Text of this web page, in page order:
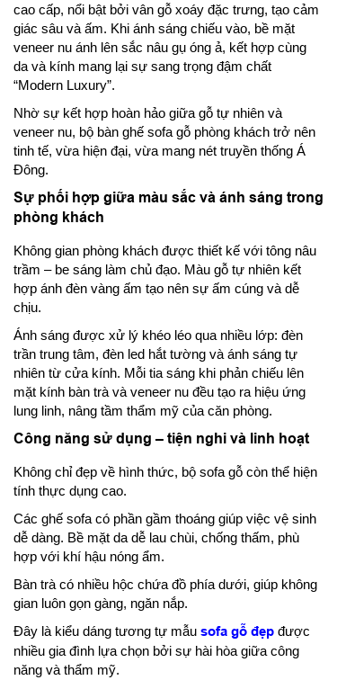
cao cấp, nổi bật bởi vân gỗ xoáy đặc trưng, tạo cảm
giác sâu và ấm. Khi ánh sáng chiếu vào, bề mặt
veneer nu ánh lên sắc nâu gụ óng ả, kết hợp cùng
da và kính mang lại sự sang trọng đậm chất
“Modern Luxury”.
Nhờ sự kết hợp hoàn hảo giữa gỗ tự nhiên và
veneer nu, bộ bàn ghế sofa gỗ phòng khách trở nên
tinh tế, vừa hiện đại, vừa mang nét truyền thống Á
Đông.
Sự phối hợp giữa màu sắc và ánh sáng trong
phòng khách
Không gian phòng khách được thiết kế với tông nâu
trầm – be sáng làm chủ đạo. Màu gỗ tự nhiên kết
hợp ánh đèn vàng ấm tạo nên sự ấm cúng và dễ
chịu.
Ánh sáng được xử lý khéo léo qua nhiều lớp: đèn
trần trung tâm, đèn led hắt tường và ánh sáng tự
nhiên từ cửa kính. Mỗi tia sáng khi phản chiếu lên
mặt kính bàn trà và veneer nu đều tạo ra hiệu ứng
lung linh, nâng tầm thẩm mỹ của căn phòng.
Công năng sử dụng – tiện nghi và linh hoạt
Không chỉ đẹp về hình thức, bộ sofa gỗ còn thể hiện
tính thực dụng cao.
Các ghế sofa có phần gầm thoáng giúp việc vệ sinh
dễ dàng. Bề mặt da dễ lau chùi, chống thấm, phù
hợp với khí hậu nóng ẩm.
Bàn trà có nhiều hộc chứa đồ phía dưới, giúp không
gian luôn gọn gàng, ngăn nắp.
Đây là kiểu dáng tương tự mẫu sofa gỗ đẹp được
nhiều gia đình lựa chọn bởi sự hài hòa giữa công
năng và thẩm mỹ.